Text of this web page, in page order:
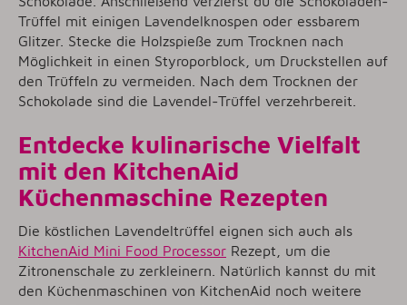
Trüffel mit einigen Lavendelknospen oder essbarem
Glitzer. Stecke die Holzspieße zum Trocknen nach
Möglichkeit in einen Styroporblock, um Druckstellen auf
den Trüffeln zu vermeiden. Nach dem Trocknen der
Schokolade sind die Lavendel-Trüffel verzehrbereit.
Entdecke kulinarische Vielfalt
mit den KitchenAid
Küchenmaschine Rezepten
Die köstlichen Lavendeltrüffel eignen sich auch als
KitchenAid Mini Food Processor Rezept, um die
Zitronenschale zu zerkleinern. Natürlich kannst du mit
den Küchenmaschinen von KitchenAid noch weitere